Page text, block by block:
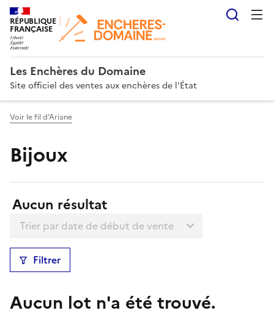
RÉPUBLIQUE
FRANÇAISE
Les Enchères du Domaine
Site officiel des ventes aux enchères de l'État
Voir le fil d'Ariane
Bijoux
Résultats:
Aucun résultat
Trier la liste
Filtrer
Aucun lot n'a été trouvé.